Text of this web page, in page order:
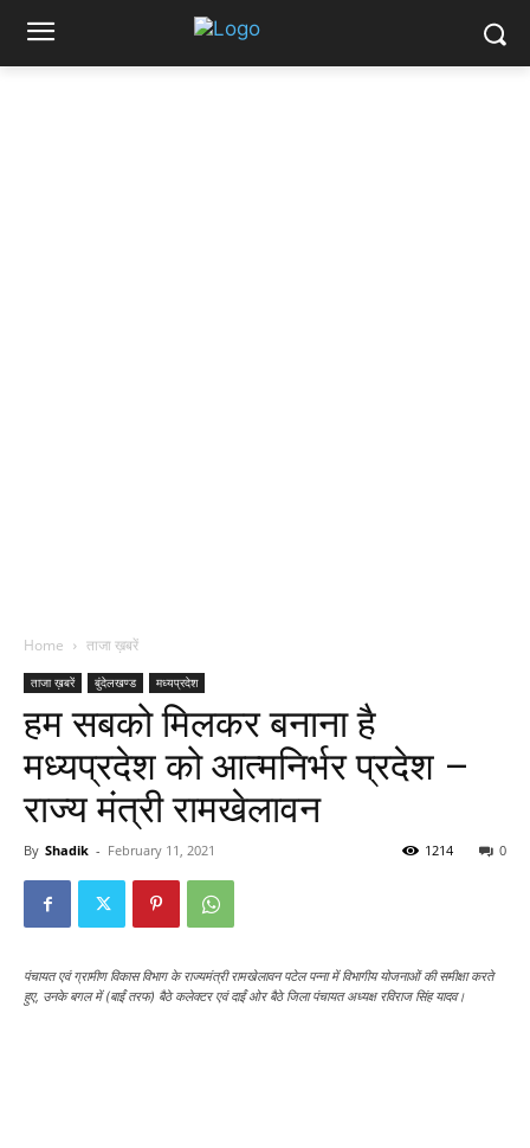
Home ताजा ख़बरें
ताजा ख़बरें बुंदेलखण्ड मध्यप्रदेश
हम सबको मिलकर बनाना है
मध्यप्रदेश को आत्मनिर्भर प्रदेश –
राज्य मंत्री रामखेलावन
By Shadik - February 11, 2021 0
1214
पंचायत एवं ग्रामीण विकास विभाग के राज्यमंत्री रामखेलावन पटेल पन्ना में विभागीय योजनाओं की समीक्षा करते
हुए, उनके बगल में (बाईं तरफ) बैठे कलेक्टर एवं दाईं ओर बैठे जिला पंचायत अध्यक्ष रविराज सिंह यादव।